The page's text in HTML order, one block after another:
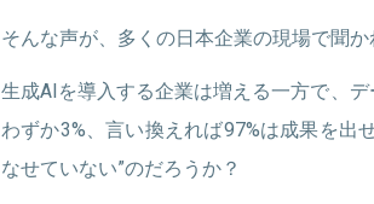
そんな声が、多くの日本企業の現場で聞か
生成AIを導入する企業は増える一方で、
わずか3%、言い換えれば97%は成果を出
なせていない”のだろうか？